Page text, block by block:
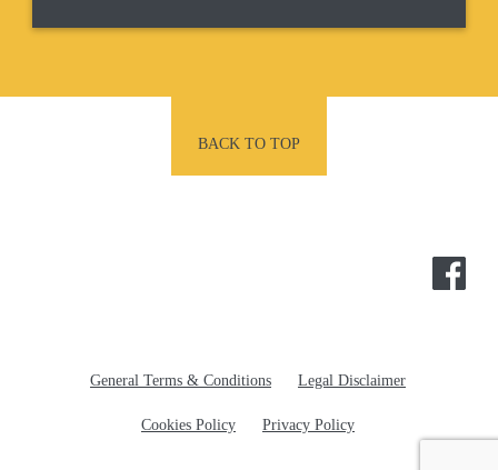
BACK TO TOP
POTECGeneral Terms & Conditions Legal Disclaimer
Cookies Policy Privacy Policy